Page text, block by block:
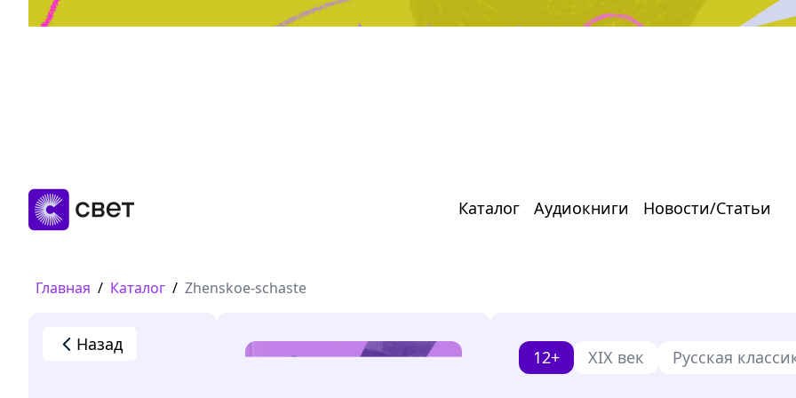
Дружба, любовь, взросление
Каталог Аудиокниги Новости/Статьи
Главная / Каталог / Zhenskoe-schaste
Назад
12+ XIX век Русская